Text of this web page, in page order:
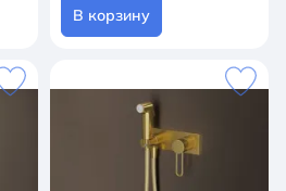
В корзину